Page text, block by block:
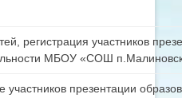
регистрация участников
МБОУ «СОШ
участников презентации